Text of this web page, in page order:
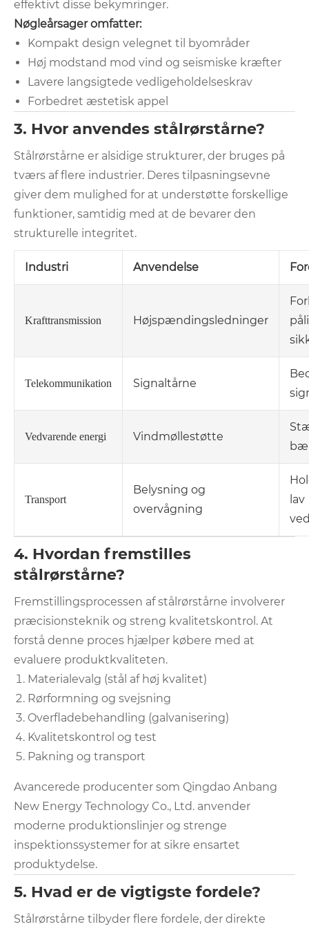
effektivt disse bekymringer.
Nøgleårsager omfatter:
Kompakt design velegnet til byområder
Høj modstand mod vind og seismiske kræfter
Lavere langsigtede vedligeholdelseskrav
Forbedret æstetisk appel
3. Hvor anvendes stålrørstårne?
Stålrørstårne ​​er alsidige strukturer, der bruges på
tværs af flere industrier. Deres tilpasningsevne
giver dem mulighed for at understøtte forskellige
funktioner, samtidig med at de bevarer den
strukturelle integritet.
Industri Anvendelse
Krafttransmission Højspændingsledninger
Telekommunikation Signaltårne
Vedvarende energi Vindmøllestøtte
Transport
Belysning og
overvågning
lav
4. Hvordan fremstilles
stålrørstårne?
Fremstillingsprocessen af ​​stålrørstårne ​​involverer
præcisionsteknik og streng kvalitetskontrol. At
forstå denne proces hjælper købere med at
evaluere produktkvaliteten.
Materialevalg (stål af høj kvalitet)
Rørformning og svejsning
Overfladebehandling (galvanisering)
Kvalitetskontrol og test
Pakning og transport
Avancerede producenter som Qingdao Anbang
New Energy Technology Co., Ltd. anvender
moderne produktionslinjer og strenge
inspektionssystemer for at sikre ensartet
produktydelse.
5. Hvad er de vigtigste fordele?
Stålrørstårne ​​tilbyder flere fordele, der direkte